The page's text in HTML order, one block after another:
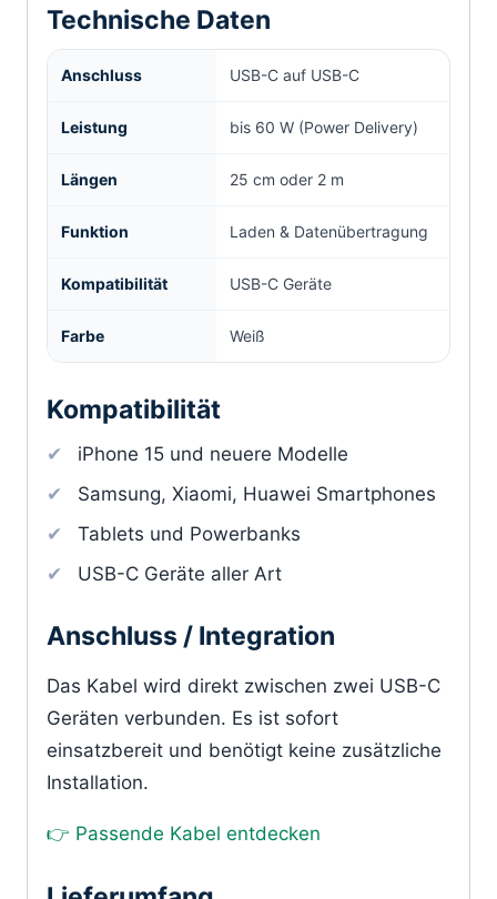
Technische Daten
Anschluss USB-C auf USB-C
Leistung bis 60 W (Power Delivery)
Längen 25 cm oder 2 m
Funktion Laden & Datenübertragung
Kompatibilität USB-C Geräte
Farbe Weiß
Kompatibilität
iPhone 15 und neuere Modelle
Samsung, Xiaomi, Huawei Smartphones
Tablets und Powerbanks
USB-C Geräte aller Art
Anschluss / Integration
Das Kabel wird direkt zwischen zwei USB-C
Geräten verbunden. Es ist sofort
einsatzbereit und benötigt keine zusätzliche
Installation.
👉 Passende Kabel entdecken